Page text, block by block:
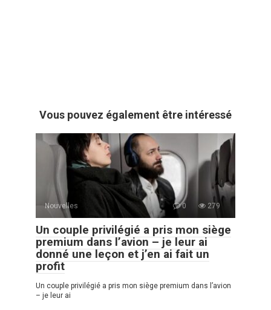
Vous pouvez également être intéressé
Nouvelles 0 279
Un couple privilégié a pris mon siège
premium dans l’avion – je leur ai
donné une leçon et j’en ai fait un
profit
Un couple privilégié a pris mon siège premium dans l’avion
– je leur ai